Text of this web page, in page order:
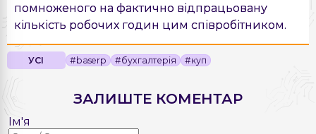
помноженого на фактично відпрацьовану
кількість робочих годин цим співробітником.
УСІ #baserp #бухгалтерія #куп
ЗАЛИШТЕ КОМЕНТАР
Ім'я